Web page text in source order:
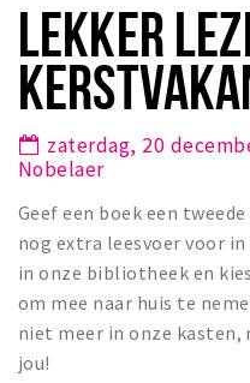
Bezienswaardigheden
Musea, theaters & podia
Uitjes & activiteiten
Toeristische routes
Natuurgebieden
Baroniepoorten
Andere City Apps
LEKKER
zaterdag, 20
Nobelaer
Geef een boek een
nog extra leesvoer voor
in onze bibliotheek en
om mee naar huis te
niet meer in onze kasten,
jou!